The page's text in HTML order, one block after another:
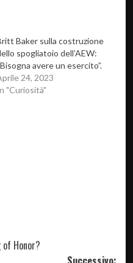
Baker sulla costruzione
spogliatoio dell’AEW:
avere un esercito”.
24, 2023
"Curiosità"
of Honor?